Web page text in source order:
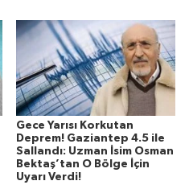
Gece Yarısı Korkutan
Deprem! Gaziantep 4.5 ile
Sallandı: Uzman İsim Osman
Bektaş’tan O Bölge İçin
Uyarı Verdi!